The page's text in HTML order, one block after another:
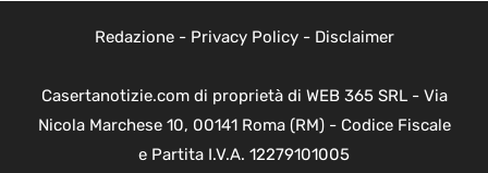
Redazione- Privacy Policy- Disclaimer
Casertanotizie.com di proprietà di WEB 365 SRL - Via
Nicola Marchese 10, 00141 Roma (RM) - Codice Fiscale
e Partita I.V.A. 12279101005